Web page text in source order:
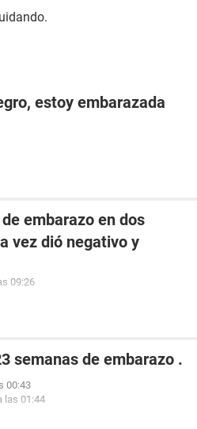
estoy embarazada
embarazo en dos
vez dió negativo y
09:26
semanas de embarazo .
00:43
las 01:44